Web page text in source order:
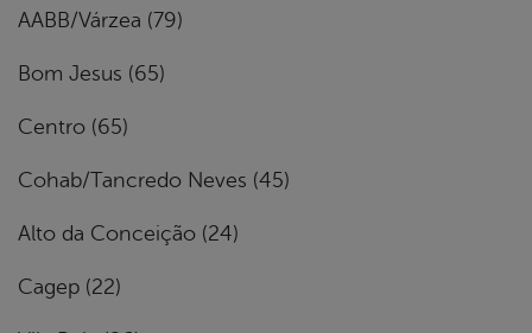
AABB/Várzea (79)
Bom Jesus (65)
Centro (65)
Cohab/Tancredo Neves (45)
Alto da Conceição (24)
Cagep (22)